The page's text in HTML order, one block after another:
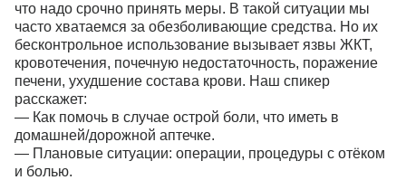
что надо срочно принять меры. В такой ситуации мы
часто хватаемся за обезболивающие средства. Но их
бесконтрольное использование вызывает язвы ЖКТ,
кровотечения, почечную недостаточность, поражение
печени, ухудшение состава крови. Наш спикер
расскажет:
— Как помочь в случае острой боли, что иметь в
домашней/дорожной аптечке.
— Плановые ситуации: операции, процедуры с отёком
и болью.